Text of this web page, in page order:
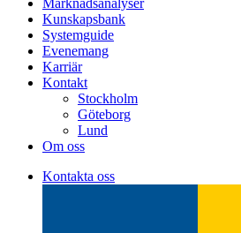
Marknadsanalyser
Kunskapsbank
Systemguide
Evenemang
Karriär
Kontakt
Stockholm
Göteborg
Lund
Om oss
Kontakta oss